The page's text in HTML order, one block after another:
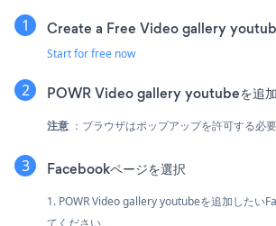
Create a Free Video gallery
Start for free now
POWR Video gallery youtubeを追加
注意 ：ブラウザはポップアップを許可する必
Facebookページを選択
1. POWR Video gallery youtubeを追加したい
てください。